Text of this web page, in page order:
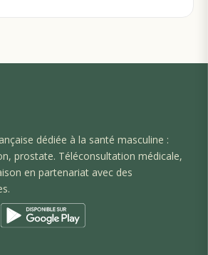
dédiée à la santé masculine :
, prostate. Téléconsultation médicale,
en partenariat avec des